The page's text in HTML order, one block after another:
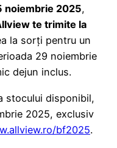
noiembrie 2025,
te trimite la
la sorți pentru un
29 noiembrie
dejun inclus.
stocului disponibil,
2025, exclusiv
bf2025.